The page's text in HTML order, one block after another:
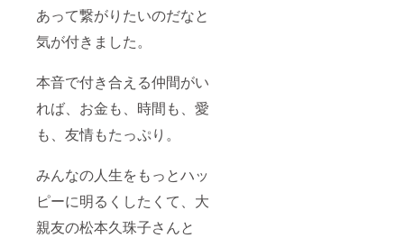
あって繋がりたいのだなと
気が付きました。
本音で付き合える仲間がい
れば、お金も、時間も、愛
も、友情もたっぷり。
みんなの人生をもっとハッ
ピーに明るくしたくて、大
親友の松本久珠子さんと